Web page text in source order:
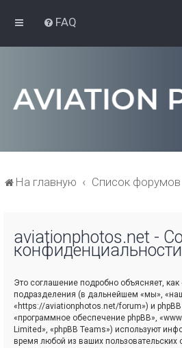
FAQ
На главную Список форумов
aviationphotos.net -
конфиденциальности
Это соглашение подробно объясняет,
подразделения (в дальнейшем «мы»,
«https://aviationphotos.net/forum») и
«программное обеспечение phpBB»,
Limited», «phpBB Teams») используют
время любой из ваших